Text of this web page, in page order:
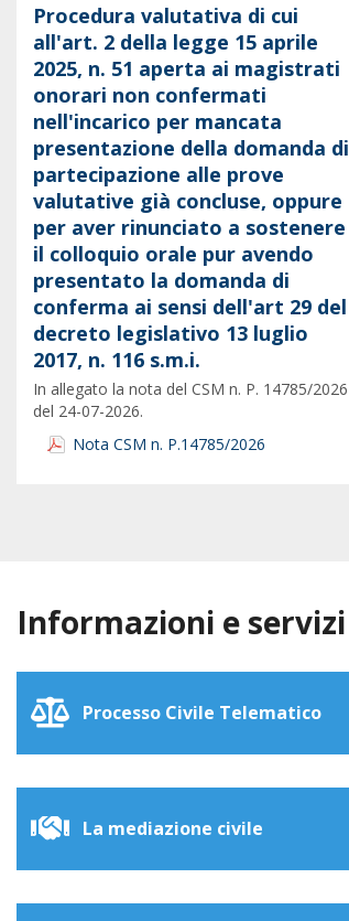
Procedura valutativa di cui
all'art. 2 della legge 15 aprile
2025, n. 51 aperta ai magistrati
onorari non confermati
nell'incarico per mancata
presentazione della domanda di
partecipazione alle prove
valutative già concluse, oppure
per aver rinunciato a sostenere
il colloquio orale pur avendo
presentato la domanda di
conferma ai sensi dell'art 29 del
decreto legislativo 13 luglio
2017, n. 116 s.m.i.
In allegato la nota del CSM n. P. 14785/2026
del 24-07-2026.
Nota CSM n. P.14785/2026
Informazioni e servizi
Processo Civile Telematico
La mediazione civile